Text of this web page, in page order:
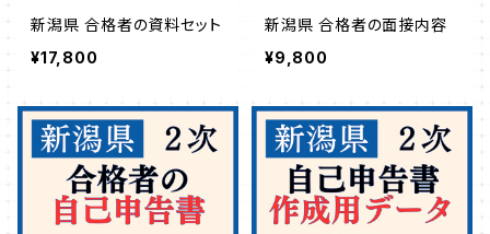
新潟県 合格者の資料セット
¥17,800
新潟県 合格者の面接内容
¥9,800